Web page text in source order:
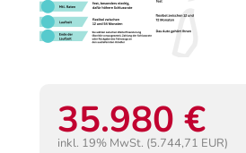
35.980 €
inkl. 19% MwSt. (5.744,71 EUR)